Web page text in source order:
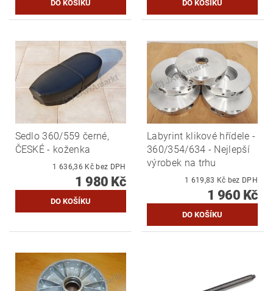
Sedlo 360/559 černé,
ČESKÉ - koženka
1 636,36 Kč bez DPH
1 980 Kč
Labyrint klikové hřídele -
360/354/634 - Nejlepší
výrobek na trhu
1 619,83 Kč bez DPH
1 960 Kč